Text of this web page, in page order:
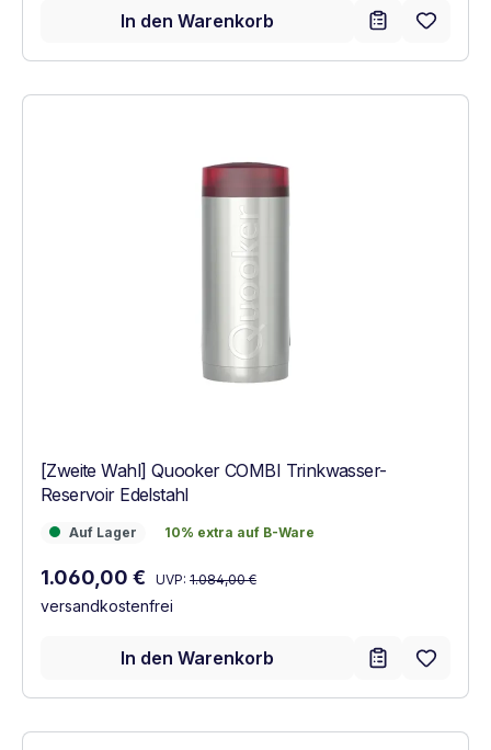
In den Warenkorb
[Zweite Wahl] Quooker COMBI Trinkwasser-
Reservoir Edelstahl
Auf Lager
Auf Lager 10% extra auf B-Ware
10% extra auf B-Ware
Verkaufspreis:
1.060,00 € Regulärer Preis:
UVP: 1.084,00 €
versandkostenfrei
In den Warenkorb